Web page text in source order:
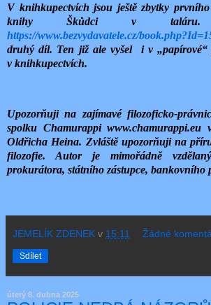
V knihkupectvích jsou ještě zbytky
knihy Škůdci v
https://www.bezvydavatele.cz/
druhý díl. Ten již ale vyšel
i v
v knihkupectvích.
Upozorňuji na zajímavé filozoficko-
spolku Chamurappi www.chamurappi.eu
Oldřicha Heina. Zvláště upozorňuji na
filozofie. Autor je mimořádně
prokurátora, státního zástupce, bankovního
JEMELÍK ZDENEK v 15:11 Žádné
Sdílet
úterý 8. dubna 2025